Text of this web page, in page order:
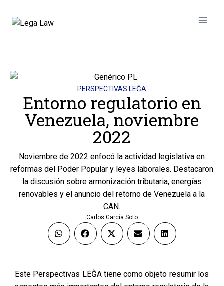
PERSPECTIVAS LEĜA
Entorno regulatorio en
Venezuela, noviembre
2022
Noviembre de 2022 enfocó la actividad legislativa en
reformas del Poder Popular y leyes laborales. Destacaron
la discusión sobre armonización tributaria, energías
renovables y el anuncio del retorno de Venezuela a la
CAN.
Carlos García Soto
Este Perspectivas LEĜA tiene como objeto resumir los